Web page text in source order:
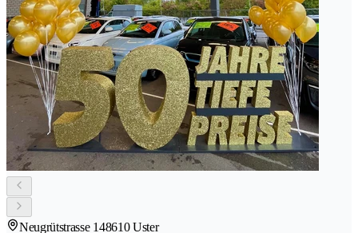
Neugrütstrasse 148610 Uster